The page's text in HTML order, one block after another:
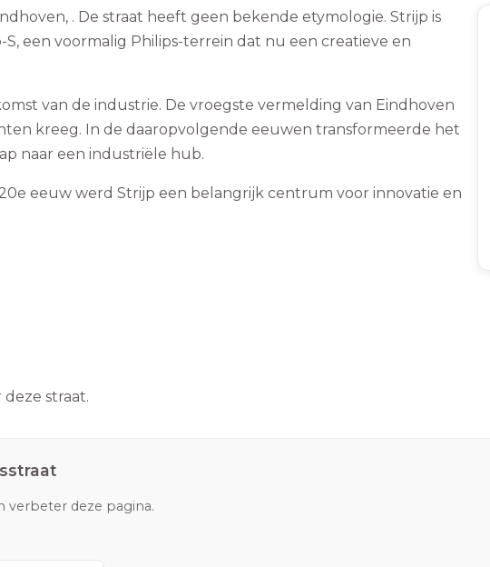
. De straat heeft geen bekende etymologie. Strijp is
een voormalig Philips-terrein dat nu een creatieve en
van de industrie. De vroegste vermelding van Eindhoven
kreeg. In de daaropvolgende eeuwen transformeerde het
naar een industriële hub.
eeuw werd Strijp een belangrijk centrum voor innovatie en
straat.
verbeter deze pagina.